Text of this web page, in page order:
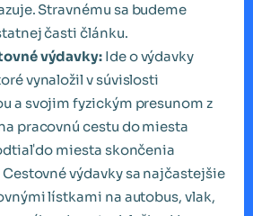
Stravnému sa budeme
časti článku.
výdavky: Ide o výdavky
vynaložil v súvislosti
a svojim fyzickým presunom z
pracovnú cestu do miesta
do miesta skončenia
výdavky sa najčastejšie
lístkami na autobus, vlak,